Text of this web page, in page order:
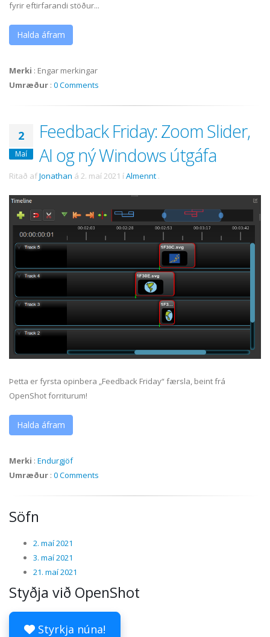
fyrir eftirfarandi stöður...
Halda áfram
Merki : Engar merkingar
Umræður : 0 Comments
2
Maí
Feedback Friday: Zoom Slider,
AI og ný Windows útgáfa
Ritað afJonathan á 2. maí 2021 íAlmennt .
Þetta er fyrsta opinbera „Feedback Friday“ færsla, beint frá
OpenShot forriturum!
Halda áfram
Merki : Endurgjöf
Umræður : 0 Comments
Söfn
2. maí 2021
3. maí 2021
21. maí 2021
Styðja við OpenShot
Styrkja núna!